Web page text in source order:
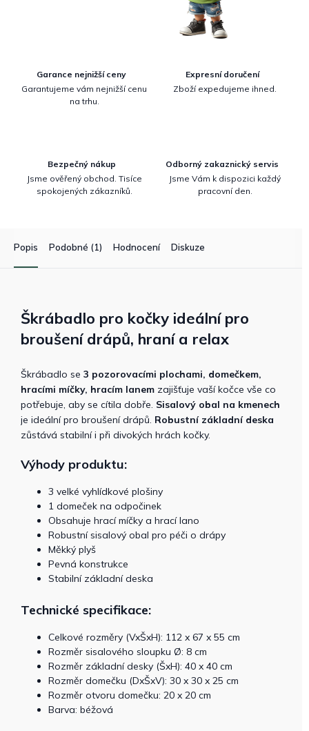
Garance nejnižší ceny
Garantujeme vám nejnižší cenu
na trhu.
Expresní doručení
Zboží expedujeme ihned.
Bezpečný nákup
Jsme ověřený obchod. Tisíce
spokojených zákazníků.
Odborný zakaznický servis
Jsme Vám k dispozici každý
pracovní den.
Popis Podobné (1) Hodnocení Diskuze
Škrábadlo pro kočky ideální pro
broušení drápů, hraní a relax
Škrábadlo se 3 pozorovacími plochami, domečkem,
hracími míčky, hracím lanem zajišťuje vaší kočce vše co
potřebuje, aby se cítila dobře. Sisalový obal na kmenech
je ideální pro broušení drápů. Robustní základní deska
zůstává stabilní i při divokých hrách kočky.
Výhody produktu:
3 velké vyhlídkové plošiny
1 domeček na odpočinek
Obsahuje hrací míčky a hrací lano
Robustní sisalový obal pro péči o drápy
Měkký plyš
Pevná konstrukce
Stabilní základní deska
Technické specifikace:
Celkové rozměry (VxŠxH): 112 x 67 x 55 cm
Rozměr sisalového sloupku Ø: 8 cm
Rozměr základní desky (ŠxH): 40 x 40 cm
Rozměr domečku (DxŠxV): 30 x 30 x 25 cm
Rozměr otvoru domečku: 20 x 20 cm
Barva: béžová